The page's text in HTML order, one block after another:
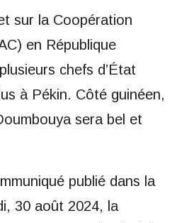
sur la Coopération
en République
chefs d’État
à Pékin. Côté guinéen,
sera bel et
publié dans la
30 août 2024, la